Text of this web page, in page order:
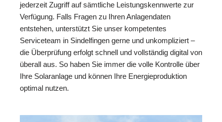
jederzeit Zugriff auf sämtliche Leistungskennwerte zur
Verfügung. Falls Fragen zu Ihren Anlagendaten
entstehen, unterstützt Sie unser kompetentes
Serviceteam in Sindelfingen gerne und unkompliziert –
die Überprüfung erfolgt schnell und vollständig digital von
überall aus. So haben Sie immer die volle Kontrolle über
Ihre Solaranlage und können Ihre Energieproduktion
optimal nutzen.